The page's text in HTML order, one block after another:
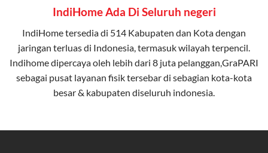
IndiHome Ada Di Seluruh negeri
IndiHome tersedia di 514 Kabupaten dan Kota dengan
jaringan terluas di Indonesia, termasuk wilayah terpencil.
Indihome dipercaya oleh lebih dari 8 juta pelanggan,GraPARI
sebagai pusat layanan fisik tersebar di sebagian kota-kota
besar & kabupaten diseluruh indonesia.